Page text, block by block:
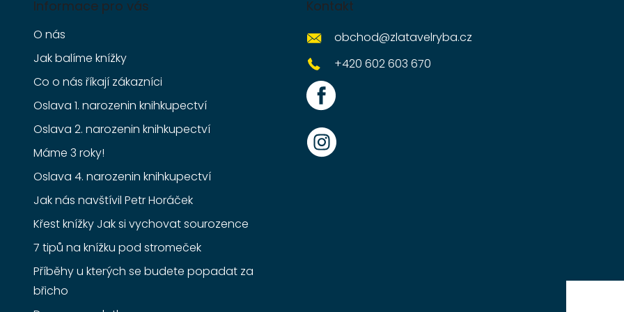
Informace pro vás
O nás
Jak balíme knížky
Co o nás říkají zákazníci
Oslava 1. narozenin knihkupectví
Oslava 2. narozenin knihkupectví
Máme 3 roky!
Oslava 4. narozenin knihkupectví
Jak nás navštívil Petr Horáček
Křest knížky Jak si vychovat sourozence
7 tipů na knížku pod stromeček
Příběhy u kterých se budete popadat za
břicho
Kontakt
obchod@zlatavelryba.cz
+420 602 603 670